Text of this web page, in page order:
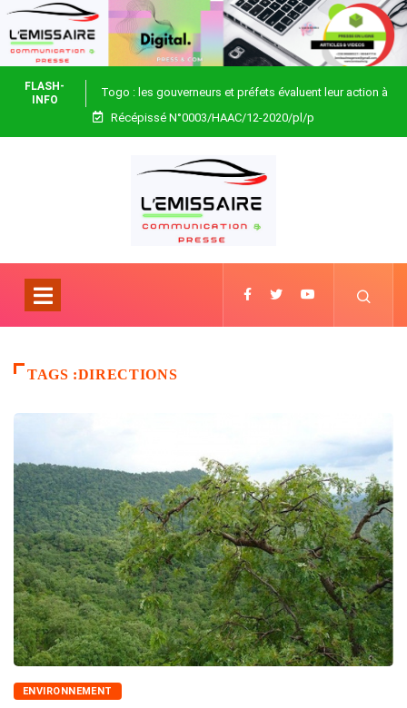
FLASH-
INFO
Togo : les gouverneurs et préfets évaluent leur action à
Blitta
Récépissé N°0003/HAAC/12-2020/pl/p
TAGS :DIRECTIONS
ENVIRONNEMENT